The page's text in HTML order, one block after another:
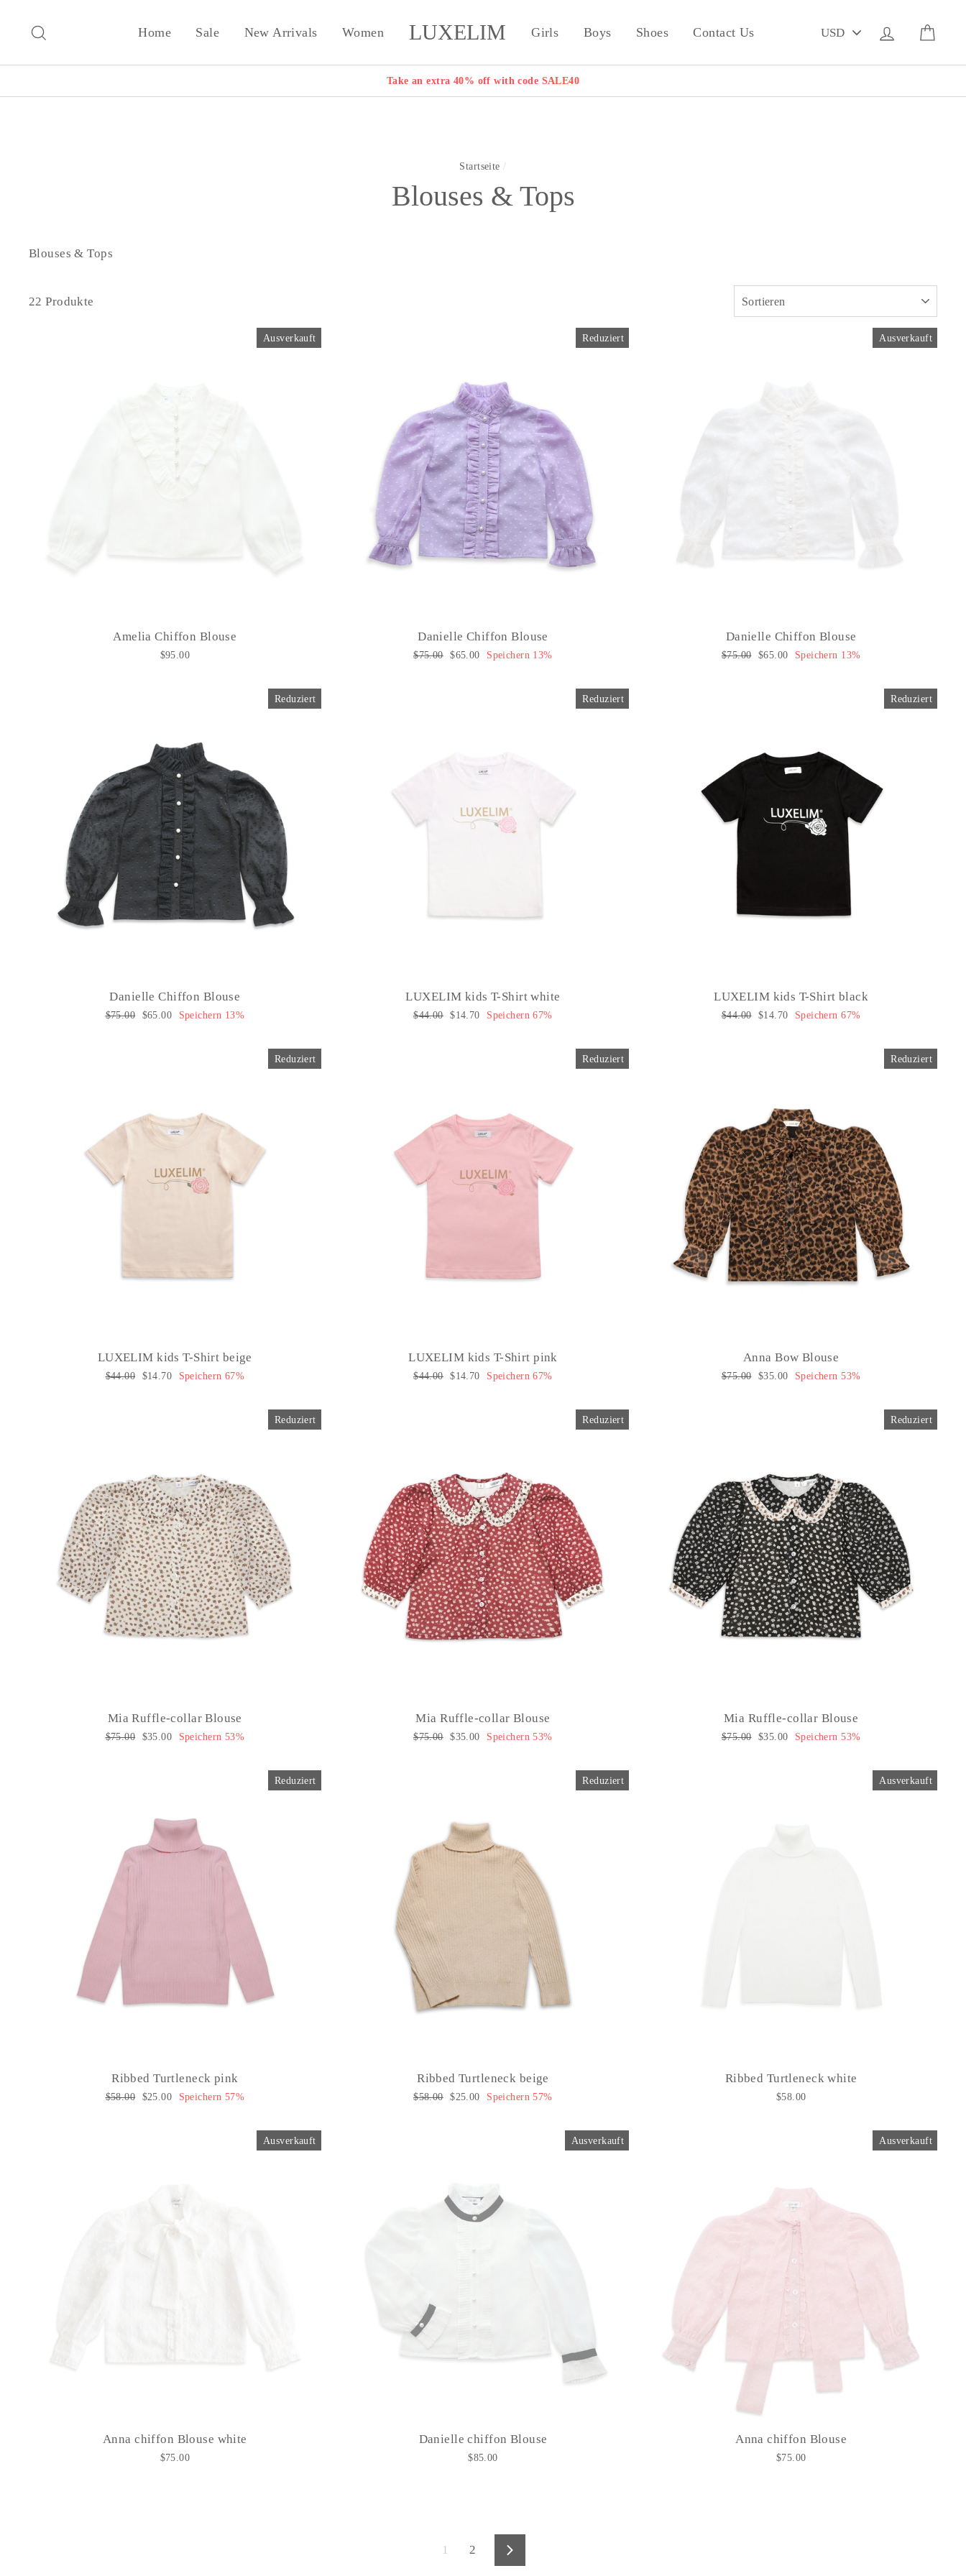
Home Sale New Arrivals Women LUXELIM Girls Boys Shoes Contact Us
A
Einloggen
Take an extra 40% off with code SALE40
Startseite /
Blouses & Tops
Blouses & Tops
22 Produkte
Ausverkauft
Amelia Chiffon Blouse
$95.00
Reduziert
Danielle Chiffon Blouse
Normaler
$75.00 Sonderpreis
$65.00 Speichern 13%
Ausverkauft
Danielle Chiffon Blouse
Normaler
$75.00 Sonderpreis
$65.00 Speichern 13%
Reduziert
Danielle Chiffon Blouse
Normaler
$75.00 Sonderpreis
$65.00 Speichern 13%
Reduziert
LUXELIM kids T-Shirt white
Normaler
$44.00 Sonderpreis
$14.70 Speichern 67%
Reduziert
LUXELIM kids T-Shirt black
Normaler
$44.00 Sonderpreis
$14.70 Speichern 67%
Reduziert
LUXELIM kids T-Shirt beige
Normaler
$44.00 Sonderpreis
$14.70 Speichern 67%
Reduziert
LUXELIM kids T-Shirt pink
Normaler
$44.00 Sonderpreis
$14.70 Speichern 67%
Reduziert
Anna Bow Blouse
Normaler
$75.00 Sonderpreis
$35.00 Speichern 53%
Reduziert
Mia Ruffle-collar Blouse
Normaler
$75.00 Sonderpreis
$35.00 Speichern 53%
Reduziert
Mia Ruffle-collar Blouse
Normaler
$75.00 Sonderpreis
$35.00 Speichern 53%
Reduziert
Mia Ruffle-collar Blouse
Normaler
$75.00 Sonderpreis
$35.00 Speichern 53%
Reduziert
Ribbed Turtleneck pink
Normaler
$58.00 Sonderpreis
$25.00 Speichern 57%
Reduziert
Ribbed Turtleneck beige
Normaler
$58.00 Sonderpreis
$25.00 Speichern 57%
Ausverkauft
Ribbed Turtleneck white
$58.00
Ausverkauft
Anna chiffon Blouse white
$75.00
Ausverkauft
Danielle chiffon Blouse
$85.00
Ausverkauft
Anna chiffon Blouse
$75.00
1 2 Vorwärts